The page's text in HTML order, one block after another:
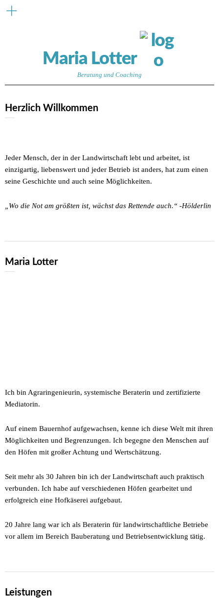
Maria Lotter
Beratung und Coaching
Herzlich Willkommen
Jeder Mensch, der in der Landwirtschaft lebt und arbeitet, ist
einzigartig, liebenswert und jeder Betrieb ist anders, hat zum einen
seine Geschichte und auch seine Möglichkeiten.
„Wo die Not am größten ist, wächst das Rettende auch.“ -Hölderlin
Maria Lotter
Ich bin Agraringenieurin, systemische Beraterin und zertifizierte
Mediatorin.
Auf einem Bauernhof aufgewachsen, kenne ich diese Welt mit ihren
Möglichkeiten und Begrenzungen. Ich begegne den Menschen auf
den Höfen mit großer Achtung und Wertschätzung.
Seit mehr als 30 Jahren bin ich der Landwirtschaft auch praktisch
verbunden. Ich habe auf verschiedenen Höfen gearbeitet und
erfolgreich eine Hofkäserei aufgebaut.
20 Jahre lang war ich als Beraterin für landwirtschaftliche Betriebe
vor allem im Bereich Bauberatung und Betriebsentwicklung tätig.
Leistungen